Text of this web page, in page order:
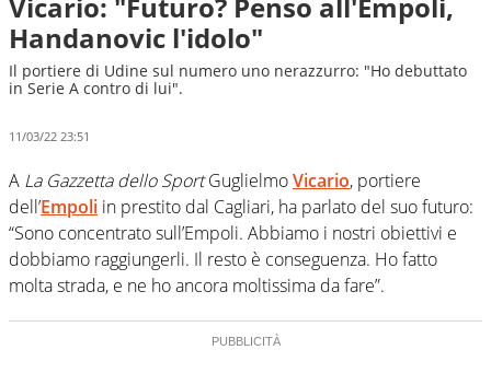
Handanovic l'idolo"
Il portiere di Udine sul numero uno nerazzurro: "Ho debuttato
in Serie A contro di lui".
11/03/22 23:51
A La Gazzetta dello SportGuglielmoVicario, portiere
dell’Empoli in prestito dal Cagliari, ha parlato del suo futuro:
“Sono concentrato sull’Empoli. Abbiamo i nostri obiettivi e
dobbiamo raggiungerli. Il resto è conseguenza. Ho fatto
molta strada, e ne ho ancora moltissima da fare”.